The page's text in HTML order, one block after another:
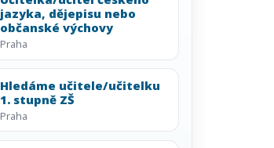
jazyka, dějepisu nebo
občanské výchovy
Praha
Hledáme učitele/učitelku
1. stupně ZŠ
Praha